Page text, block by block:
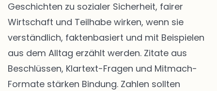
Geschichten zu sozialer Sicherheit, fairer
Wirtschaft und Teilhabe wirken, wenn sie
verständlich, faktenbasiert und mit Beispielen
aus dem Alltag erzählt werden. Zitate aus
Beschlüssen, Klartext-Fragen und Mitmach-
Formate stärken Bindung. Zahlen sollten